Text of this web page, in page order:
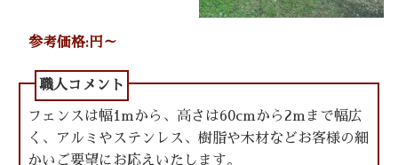
参考価格:円～
フェンスは幅1mから、高さは60cmから2mまで幅広
く、アルミやステンレス、樹脂や木材などお客様の細
かいご要望にお応えいたします。